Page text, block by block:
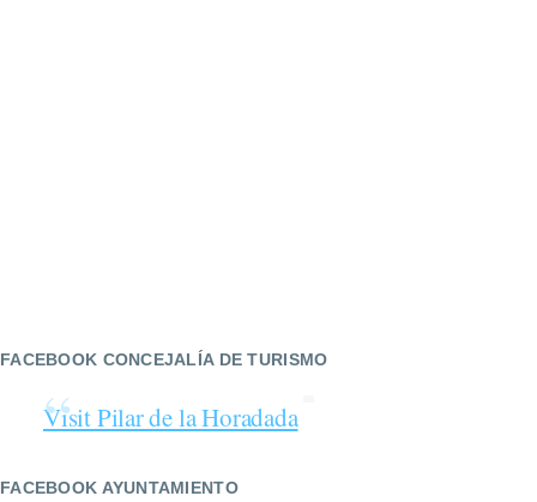
FACEBOOK CONCEJALÍA DE TURISMO
Visit Pilar de la Horadada
FACEBOOK AYUNTAMIENTO